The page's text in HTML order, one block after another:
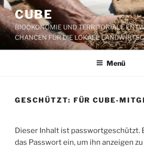
Zum
Inhalt
springen
CUBE
BIOÖKONOMIE UND TERRITORIALE
CHANCEN FÜR DIE LOKALE
Menü
GESCHÜTZT: FÜR CUBE-
Dieser Inhalt ist passwortgeschützt.
das Passwort ein, um ihn anzeigen